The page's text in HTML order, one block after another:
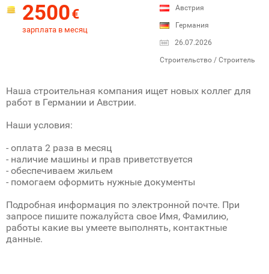
2500€
зарплата в месяц
Австрия
Германия
26.07.2026
Строительство / Строитель
Наша строительная компания ищет новых коллег для
работ в Германии и Австрии.
Наши условия:
- оплата 2 раза в месяц
- наличие машины и прав приветствуется
- обеспечиваем жильем
- помогаем оформить нужные документы
Подробная информация по электронной почте. При
запросе пишите пожалуйста свое Имя, Фамилию,
работы какие вы умеете выполнять, контактные
данные.